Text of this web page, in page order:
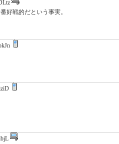
好戦的だという事実。